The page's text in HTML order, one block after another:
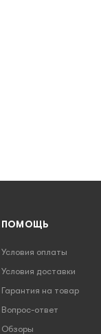
ПОМОЩЬ
Условия оплаты
Условия доставки
Гарантия на товар
Вопрос-ответ
Обзоры